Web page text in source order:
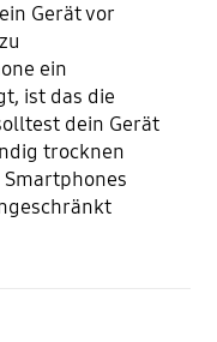
Gerät vor
ein
ist das die
dein Gerät
trocknen